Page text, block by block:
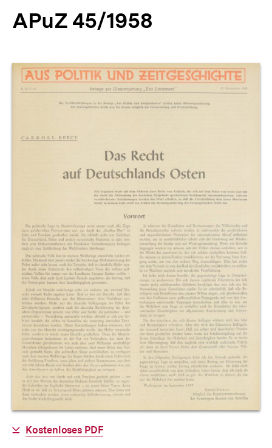
APuZ 45/1958
Produktvorschau
Allgemeine
Informationen
Download-
Kostenloses PDF